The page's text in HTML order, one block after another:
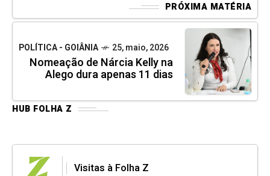
PRÓXIMA MATÉRIA
POLÍTICA - GOIÂNIA 25, maio, 2026
Nomeação de Nárcia Kelly na
Alego dura apenas 11 dias
HUB FOLHA Z
Visitas à Folha Z